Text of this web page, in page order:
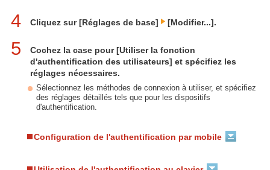
4 Cliquez sur [Réglages de base] [Modifier...].
5
Cochez la case pour [Utiliser la fonction
d'authentification des utilisateurs] et spécifiez les
réglages nécessaires.
Sélectionnez les méthodes de connexion à utiliser, et spécifiez
des réglages détaillés tels que pour les dispositifs
d'authentification.
Configuration de l'authentification par mobile